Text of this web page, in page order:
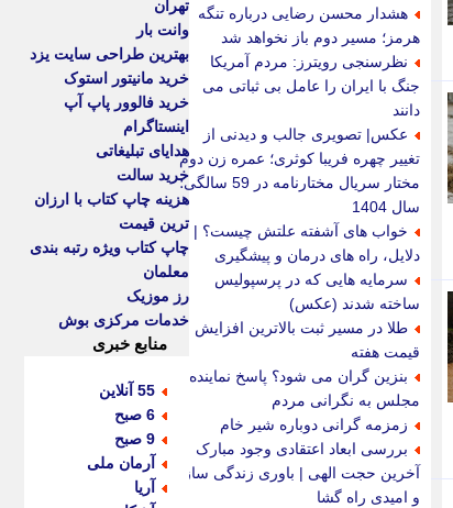
هشدار محسن رضایی درباره تنگه
هرمز؛ مسیر دوم باز نخواهد شد
نظرسنجی رویترز: مردم آمریکا
جنگ با ایران را عامل بی ثباتی می
دانند
عکس| تصویری جالب و دیدنی از
تغییر چهره فریبا کوثری؛ عمره زن دوم
مختار سریال مختارنامه در 59 سالگی؛
سال 1404
خواب های آشفته علتش چیست؟ |
دلایل، راه های درمان و پیشگیری
سرمایه هایی که در پرسپولیس
ساخته شدند (عکس)
طلا در مسیر ثبت بالاترین افزایش
قیمت هفته
بنزین گران می شود؟ پاسخ نماینده
مجلس به نگرانی مردم
زمزمه گرانی دوباره شیر خام
بررسی ابعاد اعتقادی وجود مبارک
آخرین حجت الهی | باوری زندگی ساز
و امیدی راه گشا
تهران
وانت بار
بهترین طراحی سایت یزد
خرید مانیتور استوک
خرید فالوور پاپ آپ
اینستاگرام
هدایای تبلیغاتی
خرید سالت
هزینه چاپ کتاب با ارزان
ترین قیمت
چاپ کتاب ویژه رتبه بندی
معلمان
رز موزیک
خدمات مرکزی بوش
منابع خبری
55 آنلاین
6 صبح
9 صبح
آرمان ملی
آریا